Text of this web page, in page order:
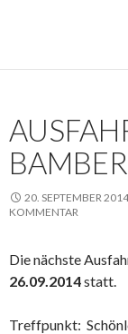
20. SEPTEMBER 2014
KOMMENTAR
Die nächste
26.09.2014statt.
Treffpunkt: